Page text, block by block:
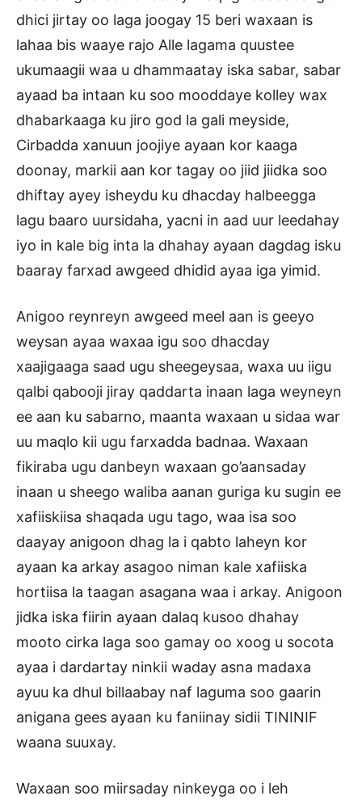
dhici jirtay oo laga joogay 15 beri waxaan is
lahaa bis waaye rajo Alle lagama quustee
ukumaagii waa u dhammaatay iska sabar, sabar
ayaad ba intaan ku soo mooddaye kolley wax
dhabarkaaga ku jiro god la gali meyside,
Cirbadda xanuun joojiye ayaan kor kaaga
doonay, markii aan kor tagay oo jiid jiidka soo
dhiftay ayey isheydu ku dhacday halbeegga
lagu baaro uursidaha, yacni in aad uur leedahay
iyo in kale big inta la dhahay ayaan dagdag isku
baaray farxad awgeed dhidid ayaa iga yimid.
Anigoo reynreyn awgeed meel aan is geeyo
weysan ayaa waxaa igu soo dhacday
xaajigaaga saad ugu sheegeysaa, waxa uu iigu
qalbi qabooji jiray qaddarta inaan laga weyneyn
ee aan ku sabarno, maanta waxaan u sidaa war
uu maqlo kii ugu farxadda badnaa. Waxaan
fikiraba ugu danbeyn waxaan go’aansaday
inaan u sheego waliba aanan guriga ku sugin ee
xafiiskiisa shaqada ugu tago, waa isa soo
daayay anigoon dhag la i qabto laheyn kor
ayaan ka arkay asagoo niman kale xafiiska
hortiisa la taagan asagana waa i arkay. Anigoon
jidka iska fiirin ayaan dalaq kusoo dhahay
mooto cirka laga soo gamay oo xoog u socota
ayaa i dardartay ninkii waday asna madaxa
ayuu ka dhul billaabay naf laguma soo gaarin
anigana gees ayaan ku faniinay sidii TININIF
waana suuxay.
Waxaan soo miirsaday ninkeyga oo i leh